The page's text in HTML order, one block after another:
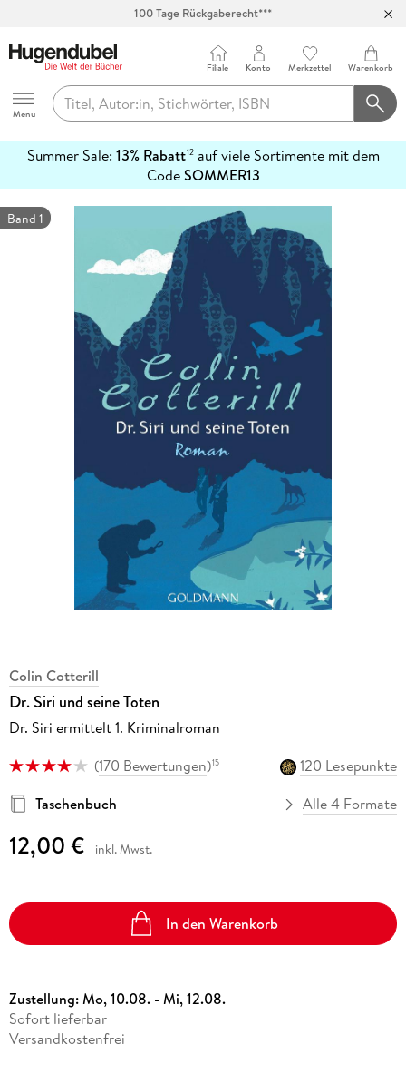
100 Tage Rückgaberecht***
Hugendubel
Menu
Filiale Konto Merkzettel Warenkorb
Summer Sale: 13% Rabatt12auf viele Sortimente mit dem
CodeSOMMER13
erfahren
Band 1
Colin Cotterill
Dr. Siri und seine Toten
Dr. Siri ermittelt 1. Kriminalroman
(170 Bewertungen)15
120 Lesepunkte
Taschenbuch
Alle 4 Formate
12,00 € inkl. Mwst.
In den Warenkorb
Zustellung:Mo, 10.08. - Mi, 12.08.
Sofort lieferbar
Versandkostenfrei